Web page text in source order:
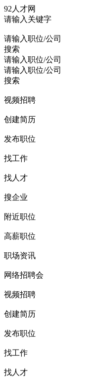
92人才网
请输入关键字
请输入职位/公司
搜索
请输入职位/公司
请输入职位/公司
搜索
视频招聘
创建简历
发布职位
找工作
找人才
搜企业
附近职位
高薪职位
职场资讯
网络招聘会
视频招聘
创建简历
发布职位
找工作
找人才